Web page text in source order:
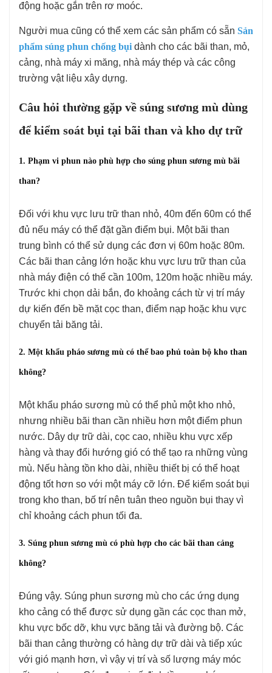
động hoặc gắn trên rơ moóc.
Người mua cũng có thể xem các sản phẩm có sẵn Sản
phẩm súng phun chống bụi dành cho các bãi than, mỏ,
cảng, nhà máy xi măng, nhà máy thép và các công
trường vật liệu xây dựng.
Câu hỏi thường gặp về súng sương mù dùng
để kiểm soát bụi tại bãi than và kho dự trữ
1. Phạm vi phun nào phù hợp cho súng phun sương mù bãi
than?
Đối với khu vực lưu trữ than nhỏ, 40m đến 60m có thể
đủ nếu máy có thể đặt gần điểm bụi. Một bãi than
trung bình có thể sử dụng các đơn vị 60m hoặc 80m.
Các bãi than cảng lớn hoặc khu vực lưu trữ than của
nhà máy điện có thể cần 100m, 120m hoặc nhiều máy.
Trước khi chọn dải bắn, đo khoảng cách từ vị trí máy
dự kiến đến bề mặt cọc than, điểm nạp hoặc khu vực
chuyển tải băng tải.
2. Một khẩu pháo sương mù có thể bao phủ toàn bộ kho than
không?
Một khẩu pháo sương mù có thể phủ một kho nhỏ,
nhưng nhiều bãi than cần nhiều hơn một điểm phun
nước. Dây dự trữ dài, cọc cao, nhiều khu vực xếp
hàng và thay đổi hướng gió có thể tạo ra những vùng
mù. Nếu hàng tồn kho dài, nhiều thiết bị có thể hoạt
động tốt hơn so với một máy cỡ lớn. Để kiểm soát bụi
trong kho than, bố trí nên tuân theo nguồn bụi thay vì
chỉ khoảng cách phun tối đa.
3. Súng phun sương mù có phù hợp cho các bãi than cảng
không?
Đúng vậy. Súng phun sương mù cho các ứng dụng
kho cảng có thể được sử dụng gần các cọc than mở,
khu vực bốc dỡ, khu vực băng tải và đường bộ. Các
bãi than cảng thường có hàng dự trữ dài và tiếp xúc
với gió mạnh hơn, vì vậy vị trí và số lượng máy móc